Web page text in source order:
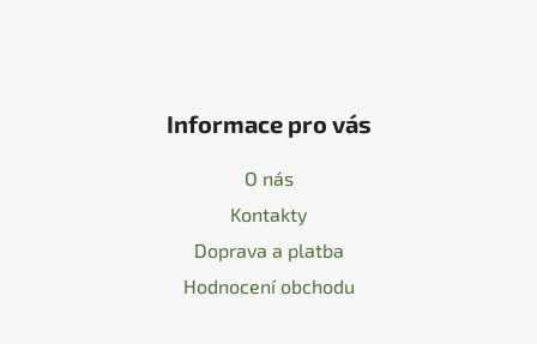
Informace pro vás
O nás
Kontakty
Doprava a platba
Hodnocení obchodu